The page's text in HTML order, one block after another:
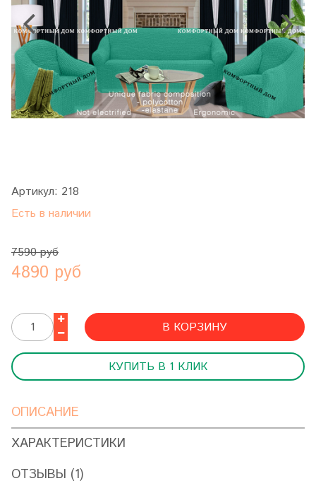
Артикул: 218
Есть в наличии
7590 руб
4890 руб
В КОРЗИНУ
КУПИТЬ В 1 КЛИК
ОПИСАНИЕ
ХАРАКТЕРИСТИКИ
ОТЗЫВЫ (1)